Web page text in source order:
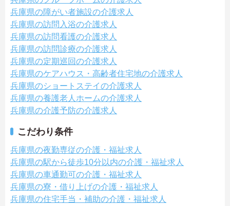
兵庫県の障がい者施設の介護求人
兵庫県の訪問入浴の介護求人
兵庫県の訪問看護の介護求人
兵庫県の訪問診療の介護求人
兵庫県の定期巡回の介護求人
兵庫県のケアハウス・高齢者住宅地の介護求人
兵庫県のショートステイの介護求人
兵庫県の養護老人ホームの介護求人
兵庫県の介護予防の介護求人
こだわり条件
兵庫県の夜勤専従の介護・福祉求人
兵庫県の駅から徒歩10分以内の介護・福祉求人
兵庫県の車通勤可の介護・福祉求人
兵庫県の寮・借り上げの介護・福祉求人
兵庫県の住宅手当・補助の介護・福祉求人